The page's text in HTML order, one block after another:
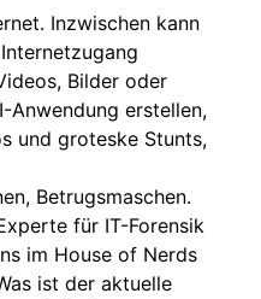
Inzwischen kann
Bilder oder
Anwendung erstellen,
und groteske Stunts,
Betrugsmaschen.
für IT-Forensik
im House of Nerds
ist der aktuelle